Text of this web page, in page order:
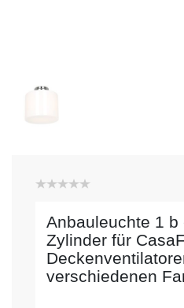
Anbauleuchte 1
Zylinder für
verschiedenen